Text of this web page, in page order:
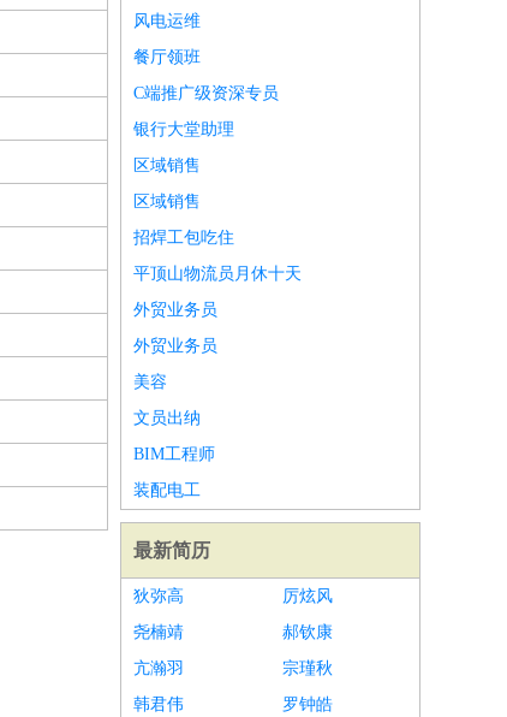
风电运维
餐厅领班
C端推广级资深专员
银行大堂助理
区域销售
区域销售
招焊工包吃住
平顶山物流员月休十天
外贸业务员
外贸业务员
美容
文员出纳
BIM工程师
装配电工
最新简历
狄弥高
厉炫风
尧楠靖
郝钦康
亢瀚羽
宗瑾秋
韩君伟
罗钟皓